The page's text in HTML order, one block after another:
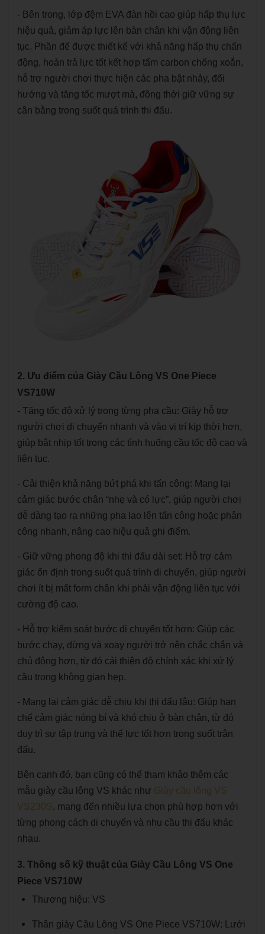
- Bên trong, lớp đệm EVA đàn hồi cao giúp hấp thụ lực
hiệu quả, giảm áp lực lên bàn chân khi vận động liên
tục. Phần đế được thiết kế với khả năng hấp thụ chấn
động, hoàn trả lực tốt kết hợp tấm carbon chống xoắn,
hỗ trợ người chơi thực hiện các pha bật nhảy, đổi
hướng và tăng tốc mượt mà, đồng thời giữ vững sự
cân bằng trong suốt quá trình thi đấu.
2. Ưu điểm của Giày Cầu Lông VS One Piece
VS710W
- Tăng tốc độ xử lý trong từng pha cầu: Giày hỗ trợ
người chơi di chuyển nhanh và vào vị trí kịp thời hơn,
giúp bắt nhịp tốt trong các tình huống cầu tốc độ cao và
liên tục.
- Cải thiện khả năng bứt phá khi tấn công: Mang lại
cảm giác bước chân “nhẹ và có lực”, giúp người chơi
dễ dàng tạo ra những pha lao lên tấn công hoặc phản
công nhanh, nâng cao hiệu quả ghi điểm.
- Giữ vững phong độ khi thi đấu dài set: Hỗ trợ cảm
giác ổn định trong suốt quá trình di chuyển, giúp người
chơi ít bị mất form chân khi phải vận động liên tục với
cường độ cao.
- Hỗ trợ kiểm soát bước di chuyển tốt hơn: Giúp các
bước chạy, dừng và xoay người trở nên chắc chắn và
chủ động hơn, từ đó cải thiện độ chính xác khi xử lý
cầu trong không gian hẹp.
- Mang lại cảm giác dễ chịu khi thi đấu lâu: Giúp hạn
chế cảm giác nóng bí và khó chịu ở bàn chân, từ đó
duy trì sự tập trung và thể lực tốt hơn trong suốt trận
đấu.
Bên cạnh đó, bạn cũng có thể tham khảo thêm các
mẫu giày cầu lông VS khác như Giày cầu lông VS
VS230S, mang đến nhiều lựa chọn phù hợp hơn với
từng phong cách di chuyển và nhu cầu thi đấu khác
nhau.
3. Thông số kỹ thuật của Giày Cầu Lông VS One
Piece VS710W
Thương hiệu: VS
Thân giày Cầu Lông VS One Piece VS710W: Lưới